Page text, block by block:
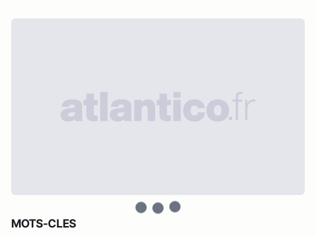
MOTS-CLES